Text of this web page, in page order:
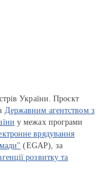
України. Проєкт
Державним агентством з
у межах програми
врядування
(EGAP), за
розвитку та